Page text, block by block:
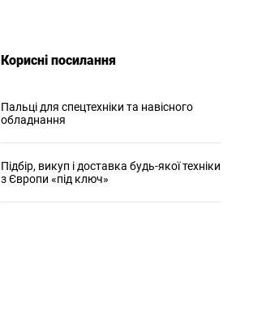
Корисні посилання
Пальці для спецтехніки та навісного
обладнання
Підбір, викуп і доставка будь-якої техніки
з Європи «під ключ»